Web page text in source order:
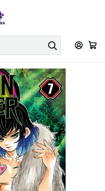
a 49.990 el envio es
Slayer Kimetsu No Jaiva 7